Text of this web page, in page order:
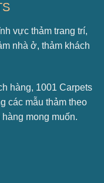
vực thảm trang trí,
nhà ở, thảm khách
hàng, 1001 Carpets
các mẫu thảm theo
mong muốn.